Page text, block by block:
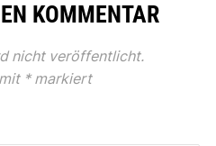
KOMMENTAR
nicht veröffentlicht.
*markiert